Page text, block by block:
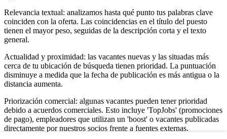
Relevancia textual: analizamos hasta qué punto tus palabras clave
coinciden con la oferta. Las coincidencias en el título del puesto
tienen el mayor peso, seguidas de la descripción corta y el texto
general.
Actualidad y proximidad: las vacantes nuevas y las situadas más
cerca de tu ubicación de búsqueda tienen prioridad. La puntuación
disminuye a medida que la fecha de publicación es más antigua o la
distancia aumenta.
Priorización comercial: algunas vacantes pueden tener prioridad
debido a acuerdos comerciales. Esto incluye 'TopJobs' (promociones
de pago), empleadores que utilizan un 'boost' o vacantes publicadas
directamente por nuestros socios frente a fuentes externas.